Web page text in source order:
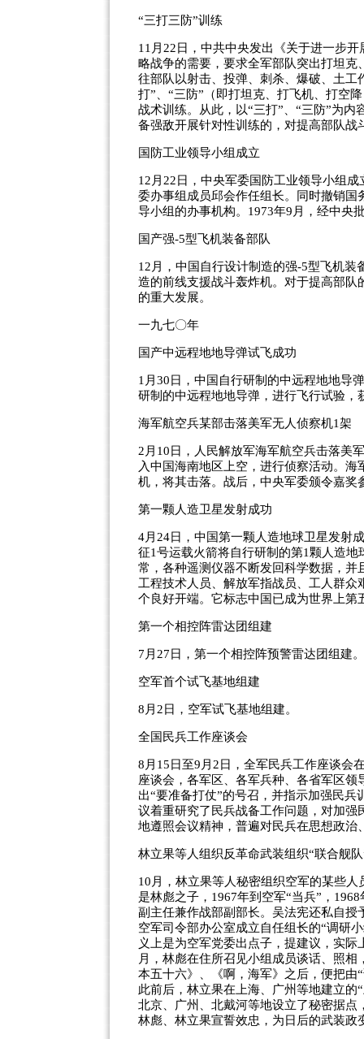
“三打三防”训练
11月22日，中共中央发出《关于进一步
略战争的需要，要求全军部队突出打坦
往部队以射击、投弹、刺杀、爆破、土
打”、“三防”（即打坦克、打飞机、打空
战术训练。从此，以“三打”、“三防”为
备强敌开展针对性训练的，对提高部队战
国防工业领导小组成立
12月22日，中央军委国防工业领导小组
委办事组成员邱会作任组长。同时撤销
导小组的办事机构。1973年9月，经中央
国产强-5型飞机装备部队
12月，中国自行设计制造的强-5型飞机
造的前线支援战斗轰炸机。对于提高部
的重大发展。
一九七〇年
国产中远程地地导弹试飞成功
1月30日，中国自行研制的中远程地地导
研制的中远程地地导弹，进行飞行试验，
海军航空兵某部击落美军无人侦察机1架
2月10日，人民解放军海军航空兵击落美
入中国海南地区上空，进行侦察活动。
机，将其击落。战后，中央军委颁令嘉奖
第一颗人造卫星发射成功
4月24日，中国第一颗人造地球卫星发射
征1号运载火箭将自行研制的第1颗人造
常，各种遥测仪器不断发回科学数据，
工程技术人员、解放军指战员、工人群
个良好开端。它标志中国已成为世界上第
第一个相控阵雷达团组建
7月27日，第一个相控阵预警雷达团组建。
空军首个试飞基地组建
8月2日，空军试飞基地组建。
全国民兵工作座谈会
8月15日至9月2日，全军民兵工作座谈会
座谈会，各军区、各军兵种、各省军区
出“要准备打仗”的号召，并指示加强民
议着重研究了民兵战备工作问题，对加
地遵照会议精神，普遍对民兵在思想政
林立果等人组织反革命武装组织“联合舰
10月，林立果等人秘密组织空军的某些
是林彪之子，1967年到空军“当兵”，
副主任兼作战部副部长。吴法宪还私自
空军司令部办公室成立自任组长的“调研
义上是为空军党委出点子，提建议，实
月，林彪在住所召见小组成员谈话、照
本五十六》、《啊，海军》之后，便把由
此前后，林立果在上海、广州等地建立的
北京、广州、北戴河等地设立了秘密据
林彪、林立果宣誓效忠，为日后的武装政